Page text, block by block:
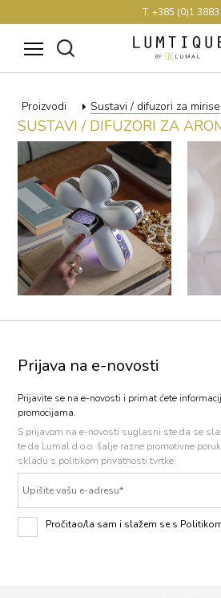
T. +385 (0)1
Proizvodi Sustavi / difuzori za mirise
SUSTAVI / DIFUZORI ZA
Prijava na e-novosti
Prijavite se na e-novosti i primat ćete
promocijama.
S prijavom na e-novosti suglasni ste da se
te da Lumal d.o.o. šalje razne promotivne
skladu s politikom privatnosti tvrtke.
Pročitao/la sam i slažem se s